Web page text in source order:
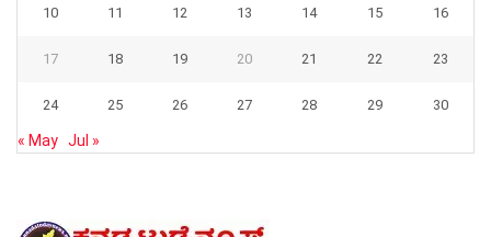
10 11 12 13 14 15 16
17 18 19 20 21 22 23
24 25 26 27 28 29 30
« May Jul »